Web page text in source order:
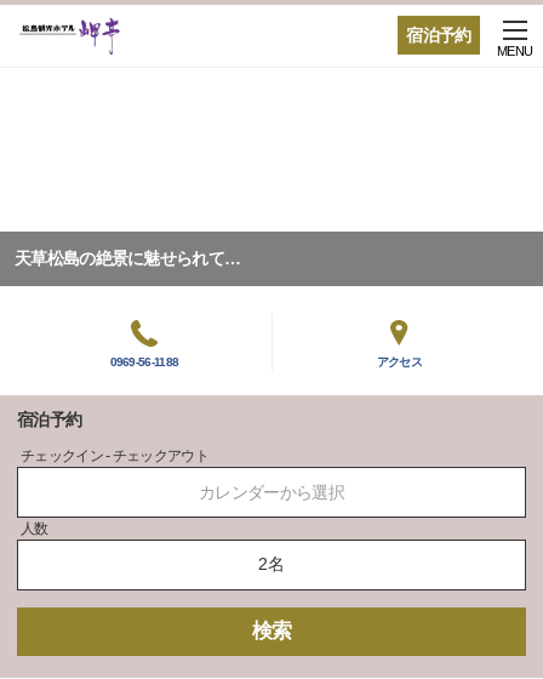
宿泊予約
MENU
天草松島の絶景に魅せられて…
0969-56-1188 アクセス
宿泊予約
チェックイン - チェックアウト
カレンダーから選択
人数
検索